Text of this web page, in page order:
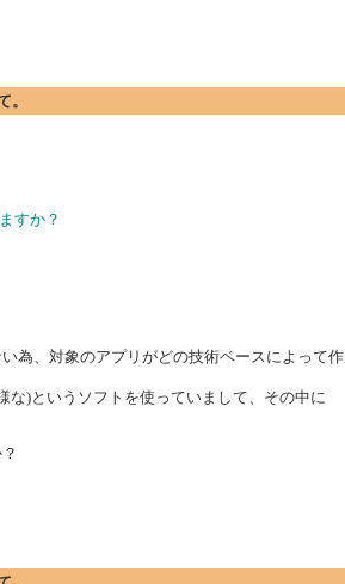
。
すか？
為、対象のアプリがどの技術ベースによって
な)というソフトを使っていまして、その中に